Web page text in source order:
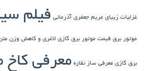
غزلیات زیبای مریم جعفری آذرمانی فیلم
موتور برق قیمت موتور برق گازی لاغری و کاهش وزن
برق گازی معرفی ساز نقاره معرفی کاخ